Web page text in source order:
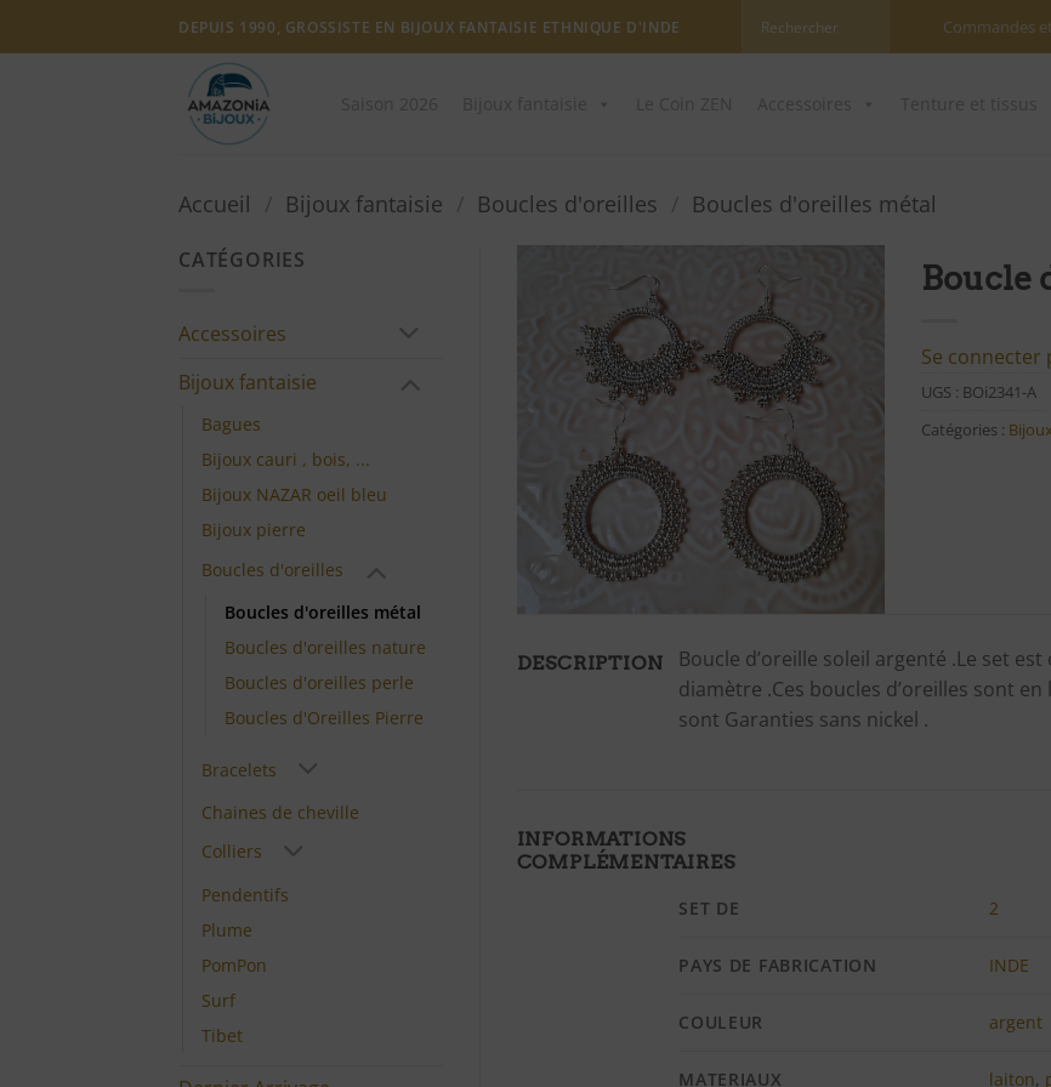
DEPUIS 1990, GROSSISTE EN BIJOUX FANTAISIE ETHNIQUE D'INDE Commandes
Accueil Bijoux fantaisie Boucles d'oreilles Boucles d'oreilles métal
CATÉGORIES
Accessoires
Bijoux fantaisie
Bagues
Bijoux cauri , bois, ...
Bijoux NAZAR oeil bleu
Bijoux pierre
Boucles d'oreilles
Boucles d'oreilles métal
Boucles d'oreilles nature
Boucles d'oreilles perle
Boucles d'Oreilles Pierre
Bracelets
Chaines de cheville
Colliers
Pendentifs
Plume
PomPon
Surf
Tibet
Ajouter
à ma
liste
d'envies
Boucle
Se
UGS : BOi2341-A
Catégories :
DESCRIPTION
Boucle d’oreille soleil argenté .Le set
diamètre .Ces boucles d’oreilles sont
sont Garanties sans nickel .
INFORMATIONS
COMPLÉMENTAIRES
SET DE
2
PAYS DE FABRICATION INDE
COULEUR argent
MATERIAUX laiton,